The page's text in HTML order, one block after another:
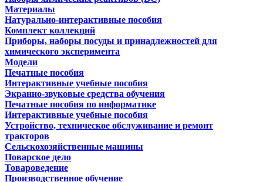
Материалы
Натурально-интерактивные пособия
Комплект коллекций
Приборы, наборы посуды и принадлежностей для
химического эксперимента
Модели
Печатные пособия
Интерактивные учебные пособия
Экранно-звуковые средства обучения
Печатные пособия по информатике
Интерактивные учебные пособия
Устройство, техническое обслуживание и ремонт
тракторов
Сельскохозяйственные машины
Поварское дело
Товароведение
Производственное обучение